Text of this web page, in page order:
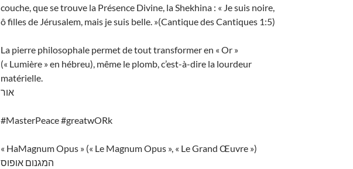
couche, que se trouve la Présence Divine, la Shekhina : « Je suis noire,
ô filles de Jérusalem, mais je suis belle. »(Cantique des Cantiques 1:5)
La pierre philosophale permet de tout transformer en « Or »
(« Lumière » en hébreu), même le plomb, c’est-à-dire la lourdeur
matérielle.
אור
#MasterPeace #greatwORk
« HaMagnum Opus » (« Le Magnum Opus », « Le Grand Œuvre »)
המגנום אופוס